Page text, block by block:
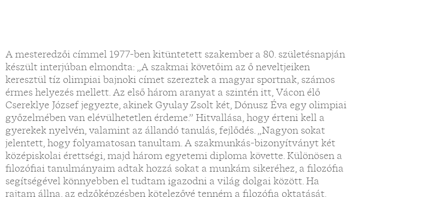
A mesteredzői címmel 1977-ben kitüntetett szakember a 80. születésnapján
készült interjúban elmondta: „A szakmai követőim az ő neveltjeiken
keresztül tíz olimpiai bajnoki címet szereztek a magyar sportnak, számos
érmes helyezés mellett. Az első három aranyat a szintén itt, Vácon élő
Csereklye József jegyezte, akinek Gyulay Zsolt két, Dónusz Éva egy olimpiai
győzelmében van elévülhetetlen érdeme.” Hitvallása, hogy érteni kell a
gyerekek nyelvén, valamint az állandó tanulás, fejlődés. „Nagyon sokat
jelentett, hogy folyamatosan tanultam. A szakmunkás-bizonyítványt két
középiskolai érettségi, majd három egyetemi diploma követte. Különösen a
filozófiai tanulmányaim adtak hozzá sokat a munkám sikeréhez, a filozófia
segítségével könnyebben el tudtam igazodni a világ dolgai között. Ha
rajtam állna, az edzőképzésben kötelezővé tenném a filozófia oktatását.